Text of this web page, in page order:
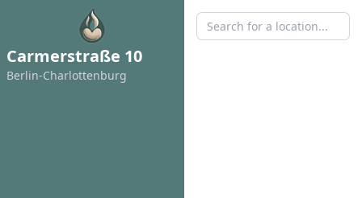
Carmerstraße 10
Berlin-Charlottenburg